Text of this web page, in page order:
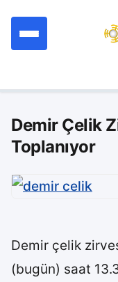
Demir Çelik
Toplanıyor
Demir çelik
(bugün) saat